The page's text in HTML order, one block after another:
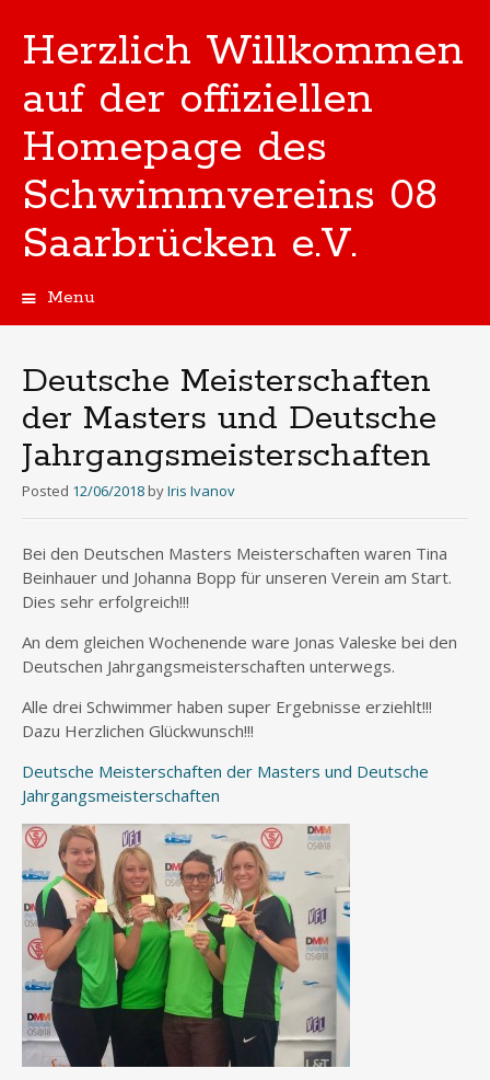
Herzlich Willkommen
auf der offiziellen
Homepage des
Schwimmvereins 08
Saarbrücken e.V.
Menu
Deutsche Meisterschaften
der Masters und Deutsche
Jahrgangsmeisterschaften
Posted 12/06/2018 byIris Ivanov
Bei den Deutschen Masters Meisterschaften waren Tina
Beinhauer und Johanna Bopp für unseren Verein am Start.
Dies sehr erfolgreich!!!
An dem gleichen Wochenende ware Jonas Valeske bei den
Deutschen Jahrgangsmeisterschaften unterwegs.
Alle drei Schwimmer haben super Ergebnisse erziehlt!!!
Dazu Herzlichen Glückwunsch!!!
Deutsche Meisterschaften der Masters und Deutsche
Jahrgangsmeisterschaften